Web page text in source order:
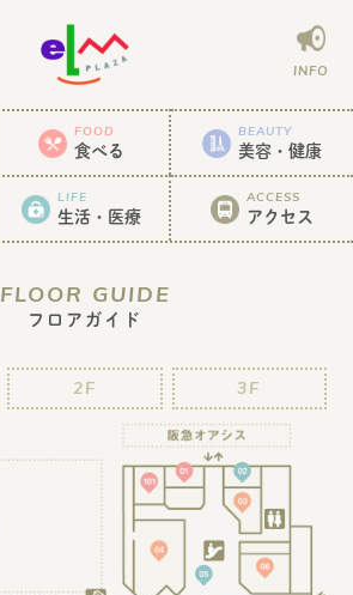
INFO
FOOD
食べる
BEAUTY
美容・健康
LIFE
生活・医療
ACCESS
アクセス
FLOOR GUIDE
フロアガイド
2F 3F